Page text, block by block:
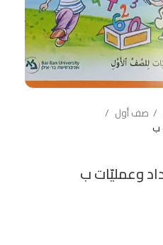
صف أول
ب
وعمليّات ب